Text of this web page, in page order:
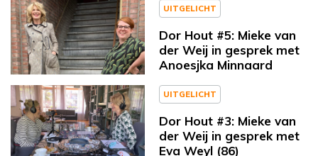
UITGELICHT
Dor Hout #5: Mieke van
der Weij in gesprek met
Anoesjka Minnaard
UITGELICHT
Dor Hout #3: Mieke van
der Weij in gesprek met
Eva Weyl (86)